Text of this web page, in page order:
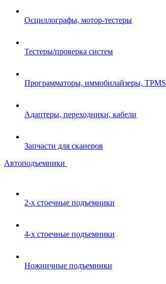
Осциллографы, мотор-тестеры
Тестеры/проверка систем
Программаторы, иммобилайзеры, TPMS
Адаптеры, переходники, кабели
Запчасти для сканеров
Автоподъемники
2-х стоечные подъемники
4-х стоечные подъемники
Ножничные подъемники